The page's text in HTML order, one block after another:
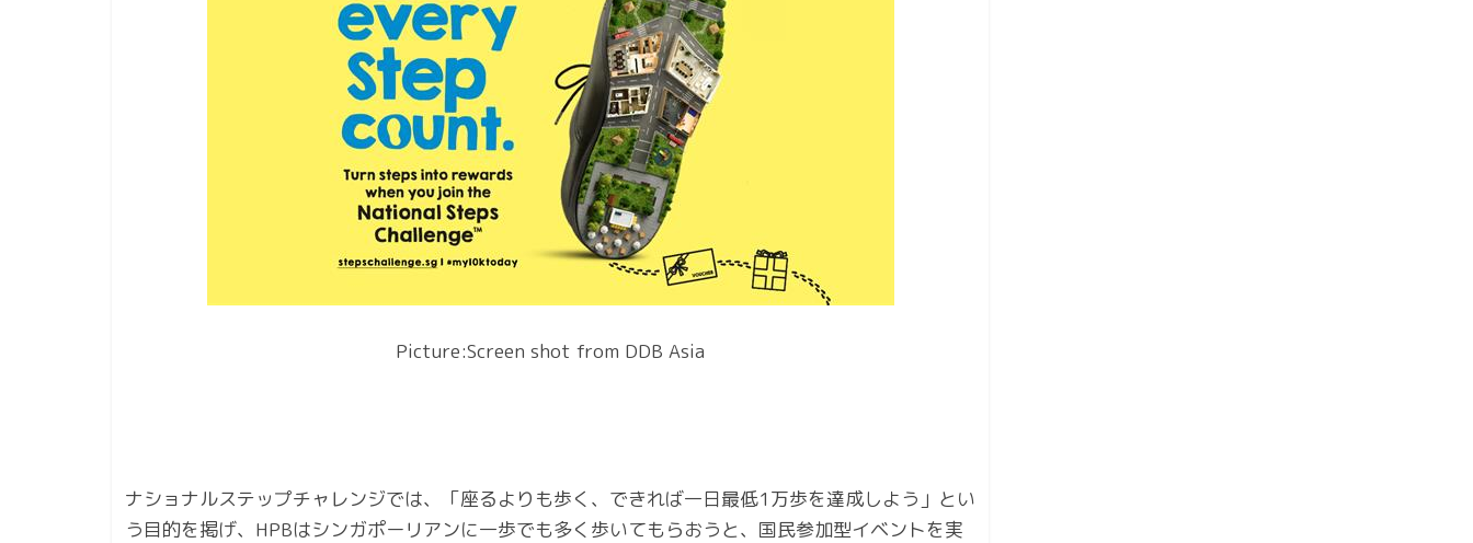
Picture:Screen shot from DDB Asia
ナショナルステップチャレンジでは、「座るよりも歩く、できれば一日最低1万歩を達成しよう」とい
う目的を掲げ、HPBはシンガポーリアンに一歩でも多く歩いてもらおうと、国民参加型イベントを実